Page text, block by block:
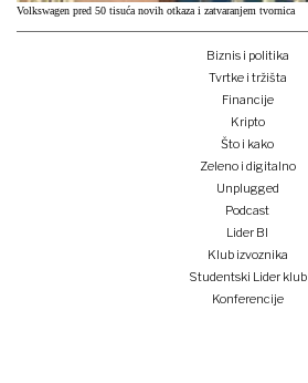
Volkswagen pred 50 tisuća novih otkaza i zatvaranjem tvornica
Biznis i politika
Tvrtke i tržišta
Financije
Kripto
Što i kako
Zeleno i digitalno
Unplugged
Podcast
Lider BI
Klub izvoznika
Studentski Lider klub
Konferencije